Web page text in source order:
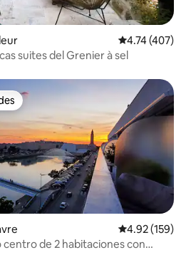
Calificación
4.74 (407)
suites del Grenier à sel
Calificación
4.92 (159)
de 2 habitaciones con